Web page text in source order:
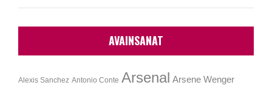
AVAINSANAT
Alexis Sanchez Antonio Conte Arsenal Arsene Wenger